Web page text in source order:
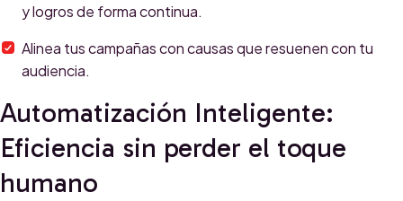
y logros de forma continua.
Alinea tus campañas con causas que resuenen con tu
audiencia.
Automatización Inteligente:
Eficiencia sin perder el toque
humano